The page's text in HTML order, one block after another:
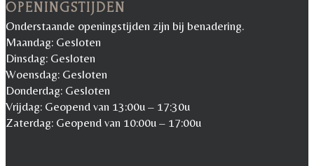
OPENINGSTIJDEN
Onderstaande openingstijden zijn bij benadering.
Maandag: Gesloten
Dinsdag: Gesloten
Woensdag: Gesloten
Donderdag: Gesloten
Vrijdag: Geopend van 13:00u – 17:30u
Zaterdag: Geopend van 10:00u – 17:00u